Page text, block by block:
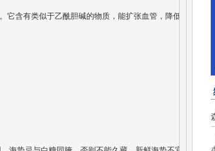
含有类似于乙酰胆碱的物质，能扩张血管，降低血压